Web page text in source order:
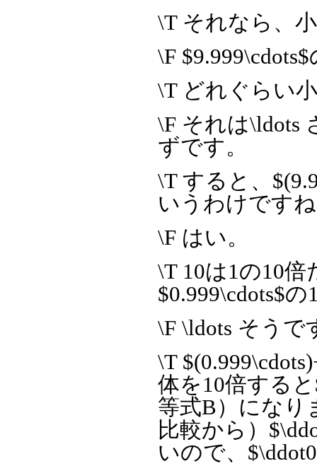
\T それなら、
\F
\T どれぐらい
\F それは\ldots
ずです。
\T すると、
いうわけです
\F はい。
\T 10は1の10倍
$0.999\cdots$
\F \ldots そうで
\T
体を10倍する
等式B）になり
比較から）
いので、